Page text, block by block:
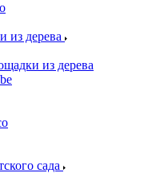
из дерева
из дерева
сада